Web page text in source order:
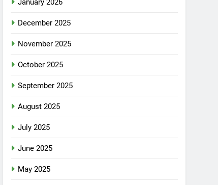
January 2026
December 2025
November 2025
October 2025
September 2025
August 2025
July 2025
June 2025
May 2025